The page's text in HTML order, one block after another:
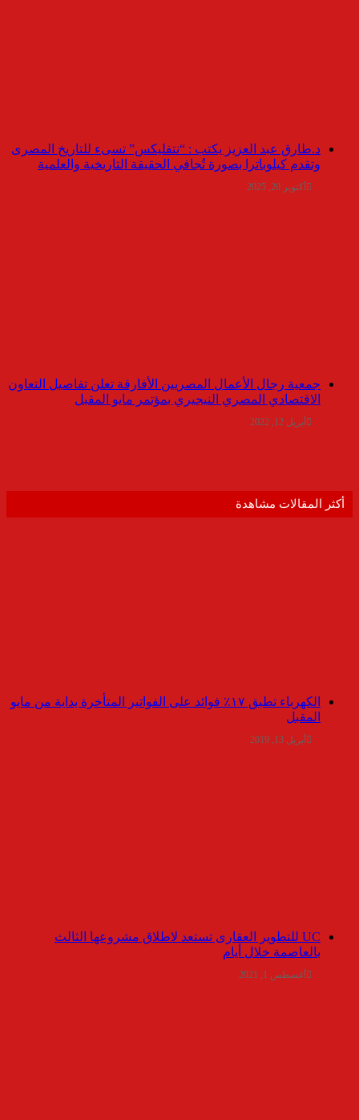
د.طارق عبد العزيز يكتب : “نتفليكس” تسىء للتاريخ المصرى
وتقدم كيلوباترا بصورة تُجافي الحقيقة التاريخية والعلمية
أكتوبر 20, 2025
جمعية رجال الأعمال المصريين الأفارقة تعلن تفاصيل التعاون
الاقتصادي المصري النيجيري بمؤتمر مايو المقبل
أبريل 12, 2022
أكثر المقالات مشاهدة
الكهرباء تطبق ١٧٪ فوائد على الفواتير المتأخرة بداية من مايو
المقبل
أبريل 13, 2019
UC للتطوير العقارى تستعد لاطلاق مشروعها الثالث
بالعاصمة خلال أيام
أغسطس 1, 2021